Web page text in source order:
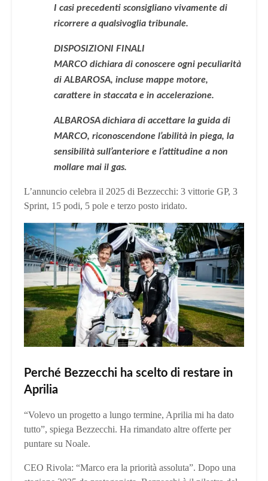
I casi precedenti sconsigliano vivamente di
ricorrere a qualsivoglia tribunale.
DISPOSIZIONI FINALI
MARCO dichiara di conoscere ogni peculiarità
di ALBAROSA, incluse mappe motore,
carattere in staccata e in accelerazione.
ALBAROSA dichiara di accettare la guida di
MARCO, riconoscendone l’abilità in piega, la
sensibilità sull’anteriore e l’attitudine a non
mollare mai il gas.
L’annuncio celebra il 2025 di Bezzecchi: 3 vittorie GP, 3
Sprint, 15 podi, 5 pole e terzo posto iridato.
Perché Bezzecchi ha scelto di restare in
Aprilia
“Volevo un progetto a lungo termine, Aprilia mi ha dato
tutto”, spiega Bezzecchi. Ha rimandato altre offerte per
puntare su Noale.
CEO Rivola: “Marco era la priorità assoluta”. Dopo una